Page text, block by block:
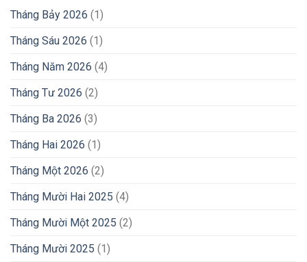
Tháng Bảy 2026 (1)
Tháng Sáu 2026 (1)
Tháng Năm 2026 (4)
Tháng Tư 2026 (2)
Tháng Ba 2026 (3)
Tháng Hai 2026 (1)
Tháng Một 2026 (2)
Tháng Mười Hai 2025 (4)
Tháng Mười Một 2025 (2)
Tháng Mười 2025 (1)